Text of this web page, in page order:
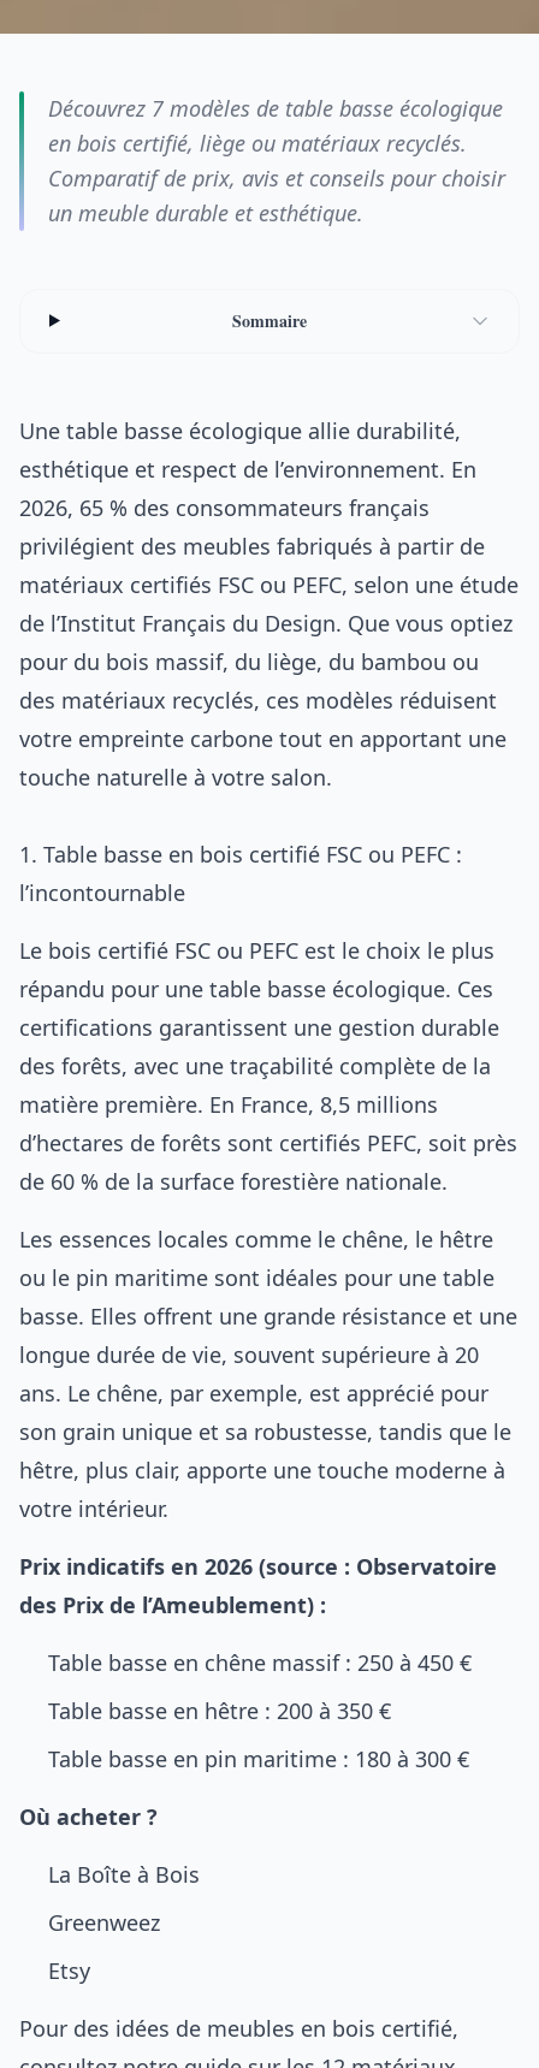
Découvrez 7 modèles de table basse écologique
en bois certifié, liège ou matériaux recyclés.
Comparatif de prix, avis et conseils pour choisir
un meuble durable et esthétique.
Sommaire
Une table basse écologique allie durabilité,
esthétique et respect de l’environnement. En
2026, 65 % des consommateurs français
privilégient des meubles fabriqués à partir de
matériaux certifiés FSC ou PEFC, selon une étude
de l’Institut Français du Design. Que vous optiez
pour du bois massif, du liège, du bambou ou
des matériaux recyclés, ces modèles réduisent
votre empreinte carbone tout en apportant une
touche naturelle à votre salon.
1. Table basse en bois certifié FSC ou PEFC :
l’incontournable
Le bois certifié FSC ou PEFC est le choix le plus
répandu pour une table basse écologique. Ces
certifications garantissent une gestion durable
des forêts, avec une traçabilité complète de la
matière première. En France, 8,5 millions
d’hectares de forêts sont certifiés PEFC, soit près
de 60 % de la surface forestière nationale.
Les essences locales comme le chêne, le hêtre
ou le pin maritime sont idéales pour une table
basse. Elles offrent une grande résistance et une
longue durée de vie, souvent supérieure à 20
ans. Le chêne, par exemple, est apprécié pour
son grain unique et sa robustesse, tandis que le
hêtre, plus clair, apporte une touche moderne à
votre intérieur.
Prix indicatifs en 2026 (source : Observatoire
des Prix de l’Ameublement) :
Table basse en chêne massif : 250 à 450 €
Table basse en hêtre : 200 à 350 €
Table basse en pin maritime : 180 à 300 €
Où acheter ?
La Boîte à Bois
Greenweez
Etsy
Pour des idées de meubles en bois certifié,